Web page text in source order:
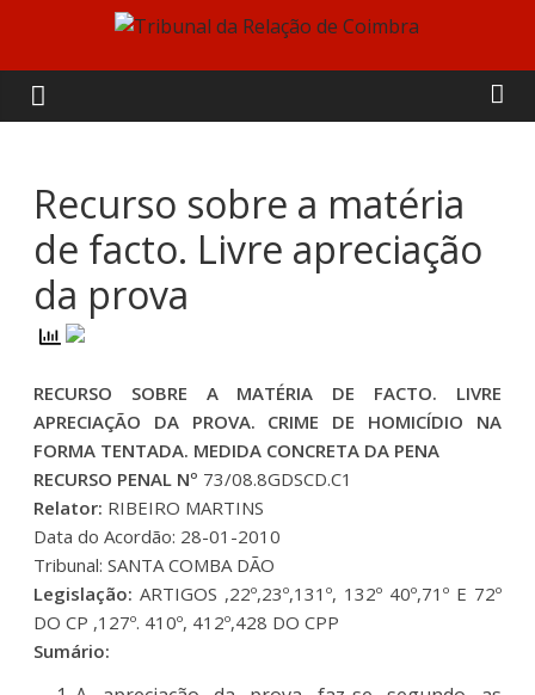
content
Tribunal
da
Relação
de
Coimbra
Recurso sobre a matéria
de facto. Livre apreciação
da prova
RECURSO SOBRE A MATÉRIA DE FACTO. LIVRE
APRECIAÇÃO DA PROVA. CRIME DE HOMICÍDIO NA
FORMA TENTADA. MEDIDA CONCRETA DA PENA
RECURSO PENAL Nº 73/08.8GDSCD.C1
Relator: RIBEIRO MARTINS
Data do Acordão: 28-01-2010
Tribunal: SANTA COMBA DÃO
Legislação: ARTIGOS ,22º,23º,131º, 132º 40º,71º E 72º
DO CP ,127º. 410º, 412º,428 DO CPP
Sumário: